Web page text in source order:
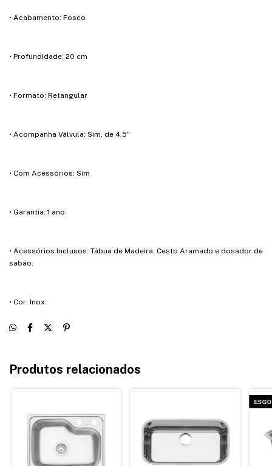
• Acabamento: Fosco
• Profundidade: 20 cm
• Formato: Retangular
• Acompanha Válvula: Sim, de 4,5"
• Com Acessórios: Sim
• Garantia: 1 ano
• Acessórios Inclusos: Tábua de Madeira, Cesto Aramado e dosador de
sabão.
• Cor: Inox
Produtos relacionados